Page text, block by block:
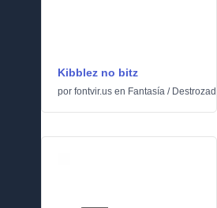
Kibblez no bitz
por fontvir.us en Fantasía /